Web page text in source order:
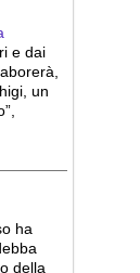
e dai
un
ha
della